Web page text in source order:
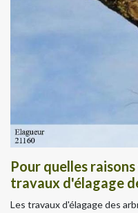
Pour quelles
travaux d'élagage
Les travaux d'élagage des